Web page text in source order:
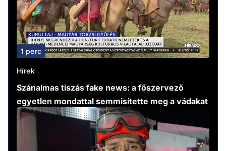
1 perc
Hírek
Szánalmas tiszás fake news: a főszervező
egyetlen mondattal semmisítette meg a vádakat